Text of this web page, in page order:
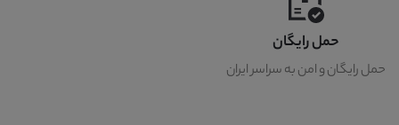
حمل رایگان
حمل رایگان و امن به سراسر ایران